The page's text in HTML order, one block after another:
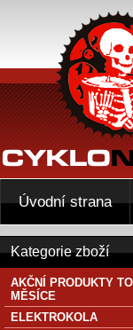
Kategorie zboží
AKČNÍ PRODUKTY
MĚSÍCE
ELEKTROKOLA
Úvodní strana